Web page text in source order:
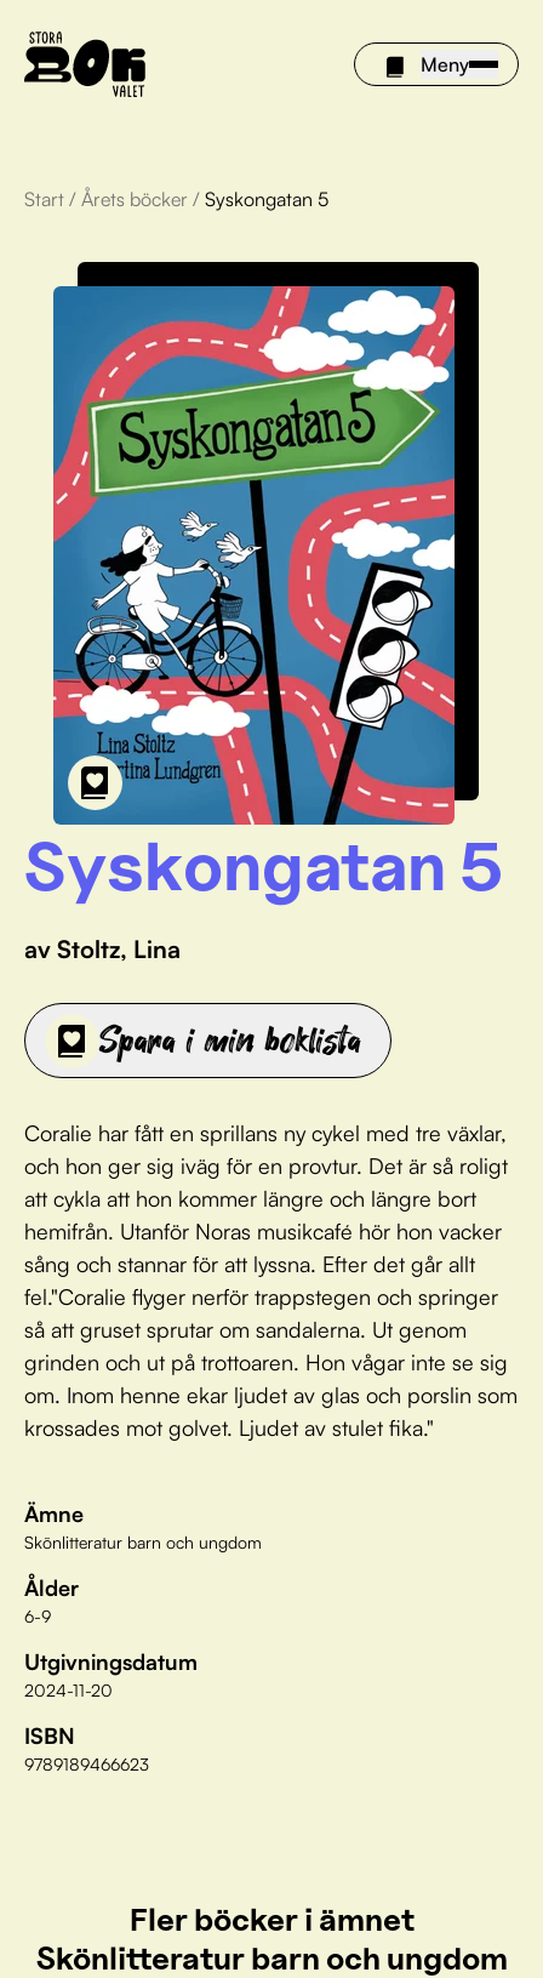
Meny
Årets böcker
Om Stora bokvalet
Olivia tipsar
Vinnare
FAQ
För bibliotek
Start / Årets böcker / Syskongatan 5
Syskongatan 5
av Stoltz, Lina
Spara i min boklista
Coralie har fått en sprillans ny cykel med tre växlar,
och hon ger sig iväg för en provtur. Det är så roligt
att cykla att hon kommer längre och längre bort
hemifrån. Utanför Noras musikcafé hör hon vacker
sång och stannar för att lyssna. Efter det går allt
fel."Coralie flyger nerför trappstegen och springer
så att gruset sprutar om sandalerna. Ut genom
grinden och ut på trottoaren. Hon vågar inte se sig
om. Inom henne ekar ljudet av glas och porslin som
krossades mot golvet. Ljudet av stulet fika."
Ämne
Skönlitteratur barn och ungdom
Ålder
6-9
Utgivningsdatum
2024-11-20
ISBN
9789189466623
Fler böcker i ämnet
Skönlitteratur barn och ungdom